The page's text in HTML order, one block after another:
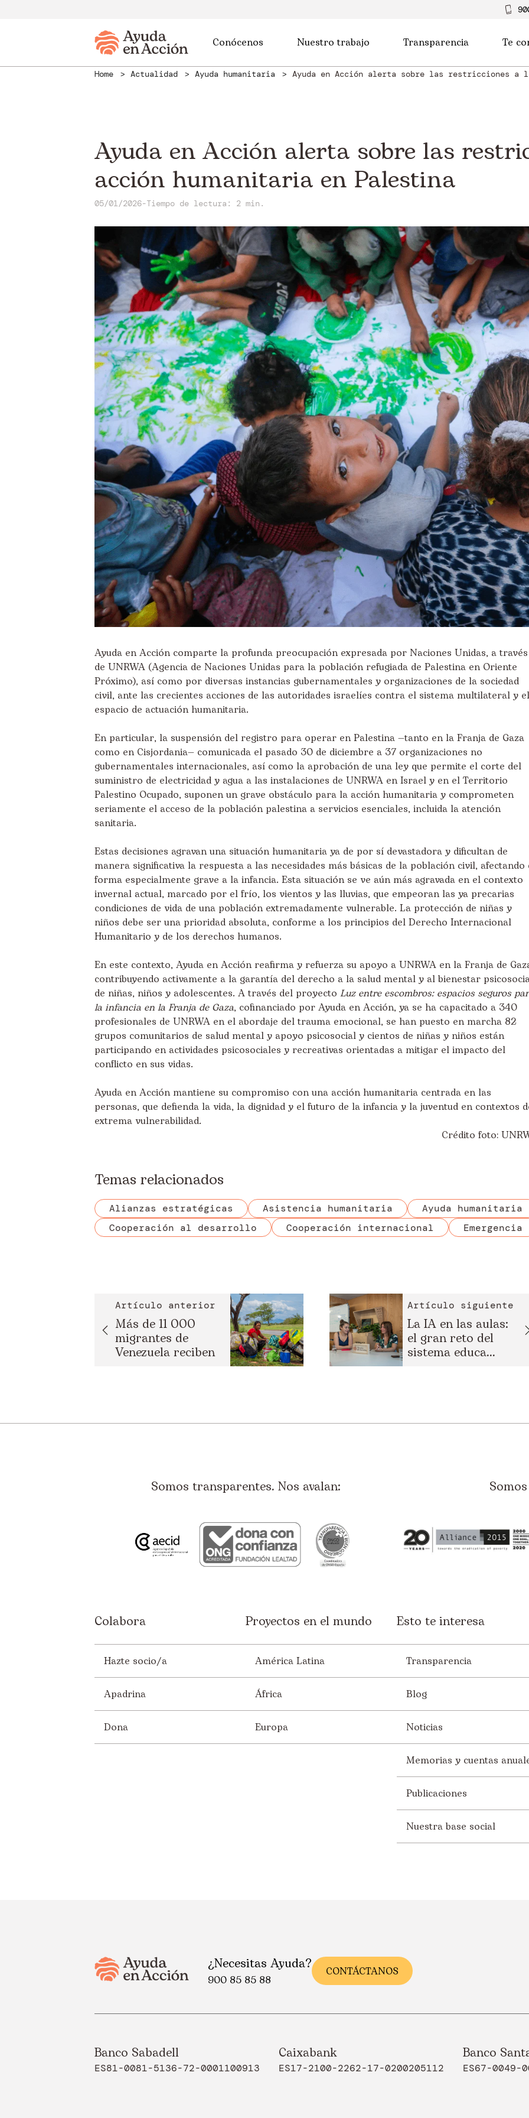
Conócenos Nuestro trabajo Transparencia Te
Home Actualidad Ayuda humanitaria Ayuda en Acción alerta sobre las restricciones a
Ayuda en Acción alerta sobre las
acción humanitaria en Palestina
05/01/2026-Tiempo de lectura: 2 min.
Ayuda en Acción comparte la profunda preocupación expresada por Naciones Unidas, a través
de UNRWA (Agencia de Naciones Unidas para la población refugiada de Palestina en Oriente
Próximo), así como por diversas instancias gubernamentales y organizaciones de la sociedad
civil, ante las crecientes acciones de las autoridades israelíes contra el sistema multilateral y el
espacio de actuación humanitaria.
En particular, la suspensión del registro para operar en Palestina —tanto en la Franja de Gaza
como en Cisjordania— comunicada el pasado 30 de diciembre a 37 organizaciones no
gubernamentales internacionales, así como la aprobación de una ley que permite el corte del
suministro de electricidad y agua a las instalaciones de UNRWA en Israel y en el Territorio
Palestino Ocupado, suponen un grave obstáculo para la acción humanitaria y comprometen
seriamente el acceso de la población palestina a servicios esenciales, incluida la atención
sanitaria.
Estas decisiones agravan una situación humanitaria ya de por sí devastadora y dificultan de
manera significativa la respuesta a las necesidades más básicas de la población civil, afectando
forma especialmente grave a la infancia. Esta situación se ve aún más agravada en el contexto
invernal actual, marcado por el frío, los vientos y las lluvias, que empeoran las ya precarias
condiciones de vida de una población extremadamente vulnerable. La protección de niñas y
niños debe ser una prioridad absoluta, conforme a los principios del Derecho Internacional
Humanitario y de los derechos humanos.
En este contexto, Ayuda en Acción reafirma y refuerza su apoyo a UNRWA en la Franja de
contribuyendo activamente a la garantía del derecho a la salud mental y al bienestar
de niñas, niños y adolescentes. A través del proyecto Luz entre escombros: espacios seguros
la infancia en la Franja de Gaza, cofinanciado por Ayuda en Acción, ya se ha capacitado a 340
profesionales de UNRWA en el abordaje del trauma emocional, se han puesto en marcha 82
grupos comunitarios de salud mental y apoyo psicosocial y cientos de niñas y niños están
participando en actividades psicosociales y recreativas orientadas a mitigar el impacto del
conflicto en sus vidas.
Ayuda en Acción mantiene su compromiso con una acción humanitaria centrada en las
personas, que defienda la vida, la dignidad y el futuro de la infancia y la juventud en contextos
extrema vulnerabilidad.
Crédito foto:
Temas relacionados
Alianzas estratégicas Asistencia humanitaria
Ayuda humanitaria
Cooperación al desarrollo
Cooperación internacional Emergencia
Artículo anterior
Más de 11 000
migrantes de
Venezuela reciben
Artículo siguiente
La IA en las aulas:
el gran reto del
sistema educa...
Somos transparentes. Nos avalan:
Colabora
Hazte socio/a
Apadrina
Dona
Proyectos en el mundo
América Latina
África
Europa
Esto te interesa
Transparencia
Blog
Noticias
Memorias y cuentas
Publicaciones
Nuestra base social
¿Necesitas Ayuda?
900 85 85 88
CONTÁCTANOS
Banco Sabadell
ES81-0081-5136-72-0001100913
Caixabank
ES17-2100-2262-17-0200205112
Banco
ES67-0049-